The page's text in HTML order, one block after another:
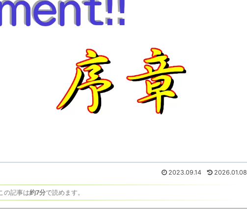
2023.09.14 2026.01.08
の記事は約7分で読めます。